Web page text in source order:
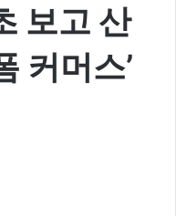
보고 산
커머스’